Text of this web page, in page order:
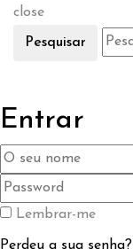
close
Pesquisar
Entrar
Lembrar-me
Perdeu a sua senha?